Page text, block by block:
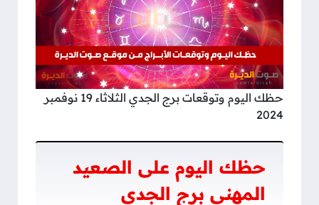
حظك اليوم وتوقعات برج الجدي الثلاثاء 19 نوفمبر
2024
حظك اليوم على الصعيد
المهني برج الجدي